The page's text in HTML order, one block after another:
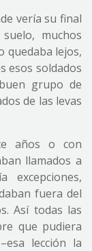
vería su final
muchos
quedaba lejos,
esos soldados
grupo de
de las levas
años o con
llamados a
excepciones,
fuera del
Así todas las
que pudiera
lección la